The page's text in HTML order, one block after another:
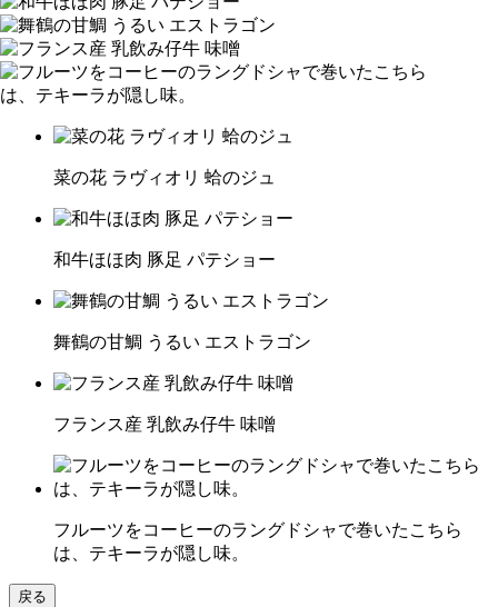
菜の花 ラヴィオリ 蛤のジュ
和牛ほほ肉 豚足 パテショー
舞鶴の甘鯛 うるい エストラゴン
フランス産 乳飲み仔牛 味噌
フルーツをコーヒーのラングドシャで巻いたこちら
は、テキーラが隠し味。
戻る